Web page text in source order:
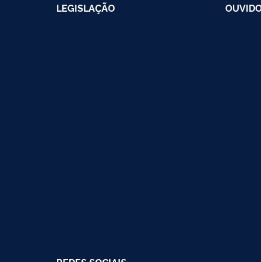
LEGISLAÇÃO